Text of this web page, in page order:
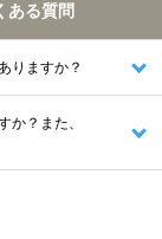
ある質問
りますか？
か？また、